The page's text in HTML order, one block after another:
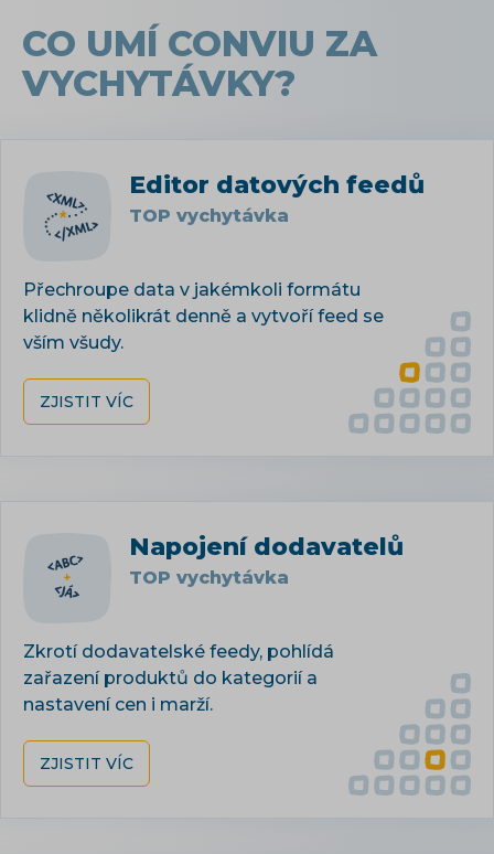
CO UMÍ CONVIU ZA
VYCHYTÁVKY?
Editor datových feedů
TOP vychytávka
Přechroupe data v jakémkoli formátu
klidně několikrát denně a vytvoří feed se
vším všudy.
ZJISTIT VÍC
Napojení dodavatelů
TOP vychytávka
Zkrotí dodavatelské feedy, pohlídá
zařazení produktů do kategorií a
nastavení cen i marží.
ZJISTIT VÍC